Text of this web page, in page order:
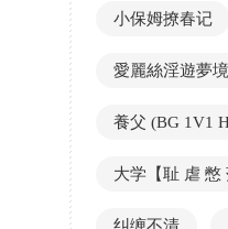
小保姆撩春记
愛麗絲淫遊夢境
養父 (BG 1V1
大学【耻 虐 憋